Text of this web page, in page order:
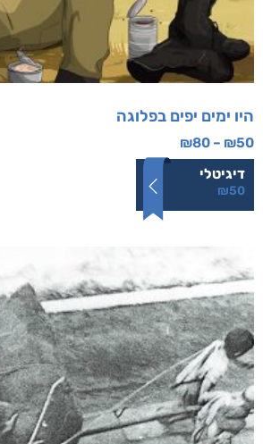
היו ימים יפים בפלוגה
₪50
–
₪80
דיגיטלי
₪50